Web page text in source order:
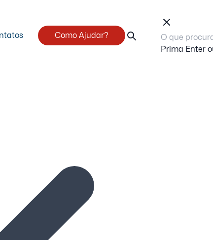
Como Ajudar?
Prima Enter